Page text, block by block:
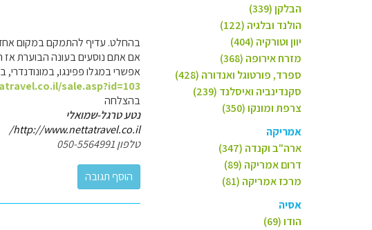
הבלקן (339)
הולנד ובלגיה (122)
יוון וטורקיה (404)
מזרח אירופה (368)
ספרד, פורטוגל ואנדורה (428)
סקנדינביה ואיסלנד (239)
צרפת ומונקו (350)
אמריקה
ארה"ב וקנדה (347)
דרום אמריקה (89)
מרכז אמריקה (81)
אסיה
הודו (69)
בהחלט. עדיף להתמקם במקום אחד
אם אתם נוסעים בעונה הבוערת אז
אפשרי במגלו פפינגו, במונודנדרי,
sale.asp?id=103
בהצלחה
נטע טרגל-שמואלי
http://www.nettatravel.co.il/
טלפון 050-5564991